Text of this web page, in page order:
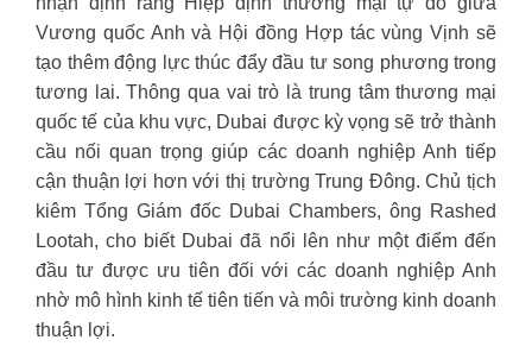
Vương quốc Anh và Hội đồng Hợp tác vùng Vịnh sẽ
tạo thêm động lực thúc đẩy đầu tư song phương trong
tương lai. Thông qua vai trò là trung tâm thương mại
quốc tế của khu vực, Dubai được kỳ vọng sẽ trở thành
cầu nối quan trọng giúp các doanh nghiệp Anh tiếp
cận thuận lợi hơn với thị trường Trung Đông. Chủ tịch
kiêm Tổng Giám đốc Dubai Chambers, ông Rashed
Lootah, cho biết Dubai đã nổi lên như một điểm đến
đầu tư được ưu tiên đối với các doanh nghiệp Anh
nhờ mô hình kinh tế tiên tiến và môi trường kinh doanh
thuận lợi.